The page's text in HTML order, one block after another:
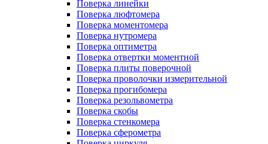
Поверка линейки
Поверка люфтомера
Поверка моментомера
Поверка нутромера
Поверка оптиметра
Поверка отвертки моментной
Поверка плиты поверочной
Поверка проволочки измерительной
Поверка прогибомера
Поверка резольвометра
Поверка скобы
Поверка стенкомера
Поверка сферометра